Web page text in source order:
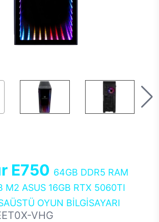
E750 64GB DDR5 RAM
M2 ASUS 16GB RTX 5060TI
OYUN BİLGİSAYARI
VHG